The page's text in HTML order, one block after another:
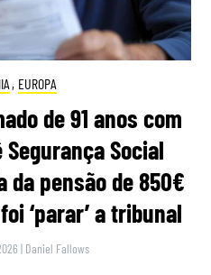
, EUROPA
de 91 anos com
Social
pensão de 850€
‘parar’ a tribunal
| Daniel Fallows